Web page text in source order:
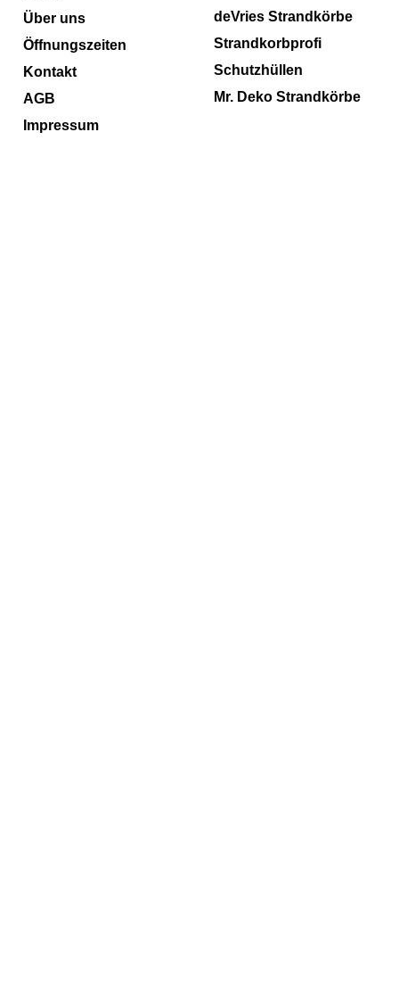
deVries Strandkörbe
Strandkorbprofi
Schutzhüllen
Mr. Deko Strandkörbe
Über uns
Öffnungszeiten
Kontakt
AGB
Impressum